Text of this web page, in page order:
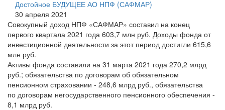
Достойное БУДУЩЕЕ АО НПФ (САФМАР)
30 апреля 2021
Совокупный доход НПФ «САФМАР» составил на конец
первого квартала 2021 года 603,7 млн руб. Доходы фонда от
инвестиционной деятельности за этот период достигли 615,6
млн руб.
Активы фонда составили на 31 марта 2021 года 270,2 млрд
руб.; обязательства по договорам об обязательном
пенсионном страховании - 248,6 млрд руб., обязательства
по договорам негосударственного пенсионного обеспечения -
8,1 млрд руб.